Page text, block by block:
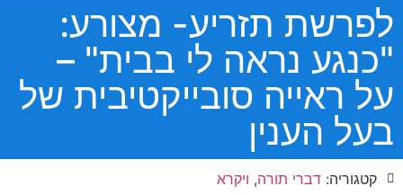
לפרשת תזריע- מצורע:
"כנגע נראה לי בבית" –
על ראייה סובייקטיבית של
בעל הענין
קטגוריה: דברי תורה, ויקרא